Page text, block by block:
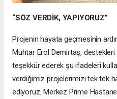
“SÖZ VERDİK, YAPIYORUZ”
Projenin hayata geçmesinin
Muhtar Erol Demirtaş,
teşekkür ederek şu ifadeleri
verdiğimiz projelerimizi tek tek
ediyoruz. Merkez Prime